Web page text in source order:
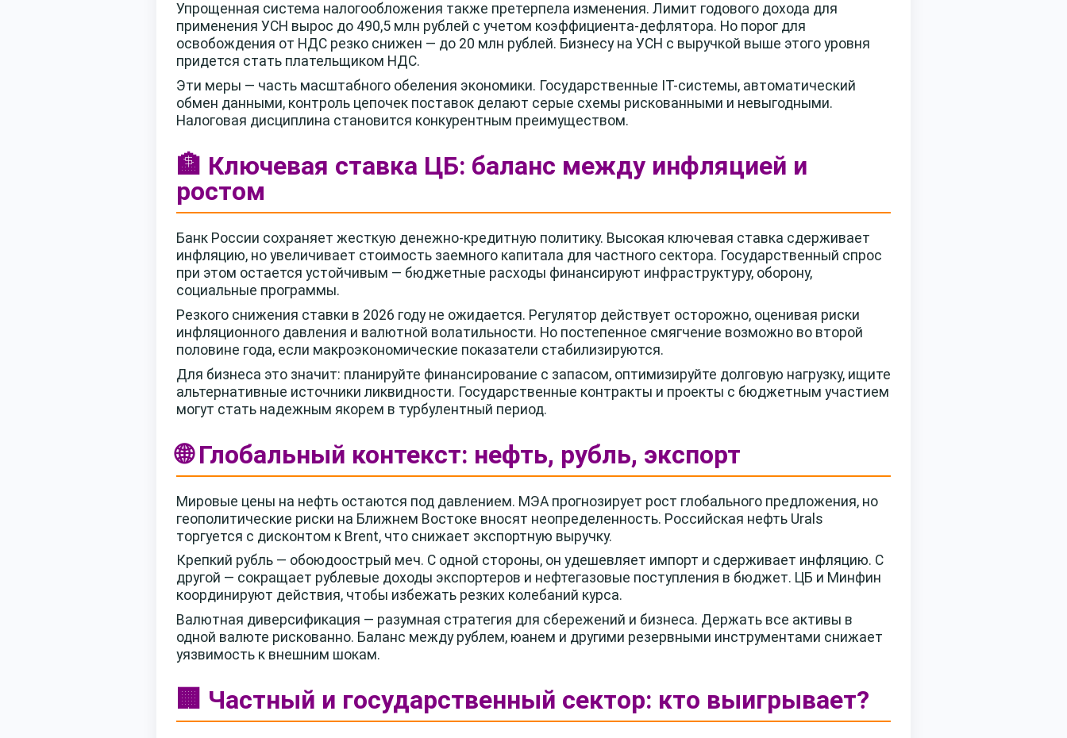
Упрощенная система налогообложения также претерпела изменения. Лимит годового дохода для
применения УСН вырос до 490,5 млн рублей с учетом коэффициента-дефлятора. Но порог для
освобождения от НДС резко снижен — до 20 млн рублей. Бизнесу на УСН с выручкой выше этого уровня
придется стать плательщиком НДС.
Эти меры — часть масштабного обеления экономики. Государственные IT-системы, автоматический
обмен данными, контроль цепочек поставок делают серые схемы рискованными и невыгодными.
Налоговая дисциплина становится конкурентным преимуществом.
🏦 Ключевая ставка ЦБ: баланс между инфляцией и
ростом
Банк России сохраняет жесткую денежно-кредитную политику. Высокая ключевая ставка сдерживает
инфляцию, но увеличивает стоимость заемного капитала для частного сектора. Государственный спрос
при этом остается устойчивым — бюджетные расходы финансируют инфраструктуру, оборону,
социальные программы.
Резкого снижения ставки в 2026 году не ожидается. Регулятор действует осторожно, оценивая риски
инфляционного давления и валютной волатильности. Но постепенное смягчение возможно во второй
половине года, если макроэкономические показатели стабилизируются.
Для бизнеса это значит: планируйте финансирование с запасом, оптимизируйте долговую нагрузку, ищите
альтернативные источники ликвидности. Государственные контракты и проекты с бюджетным участием
могут стать надежным якорем в турбулентный период.
🌐 Глобальный контекст: нефть, рубль, экспорт
Мировые цены на нефть остаются под давлением. МЭА прогнозирует рост глобального предложения, но
геополитические риски на Ближнем Востоке вносят неопределенность. Российская нефть Urals
торгуется с дисконтом к Brent, что снижает экспортную выручку.
Крепкий рубль — обоюдоострый меч. С одной стороны, он удешевляет импорт и сдерживает инфляцию. С
другой — сокращает рублевые доходы экспортеров и нефтегазовые поступления в бюджет. ЦБ и Минфин
координируют действия, чтобы избежать резких колебаний курса.
Валютная диверсификация — разумная стратегия для сбережений и бизнеса. Держать все активы в
одной валюте рискованно. Баланс между рублем, юанем и другими резервными инструментами снижает
уязвимость к внешним шокам.
🏢 Частный и государственный сектор: кто выигрывает?